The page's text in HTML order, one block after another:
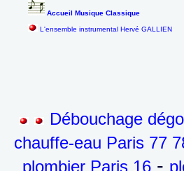
Accueil Musique Classique
L'ensemble instrumental Hervé GALLIEN
Débouchage
chauffe-eau Paris 77
plombier Paris 16 -